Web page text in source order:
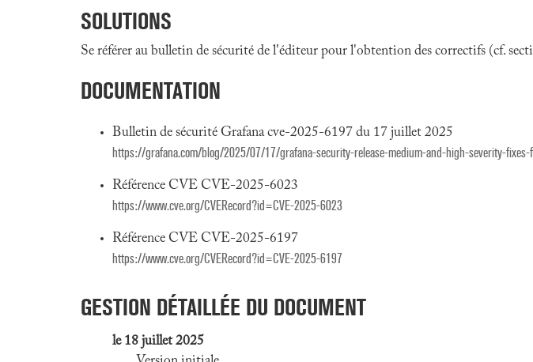
SOLUTIONS
Se référer au bulletin de sécurité de l'éditeur pour l'obtention des correctifs (cf.
DOCUMENTATION
Bulletin de sécurité Grafana cve-2025-6197 du 17 juillet 2025
https://grafana.com/blog/2025/07/17/grafana-security-release-medium-and-high-severity-
Référence CVE CVE-2025-6023
https://www.cve.org/CVERecord?id=CVE-2025-6023
Référence CVE CVE-2025-6197
https://www.cve.org/CVERecord?id=CVE-2025-6197
GESTION DÉTAILLÉE DU DOCUMENT
le 18 juillet 2025